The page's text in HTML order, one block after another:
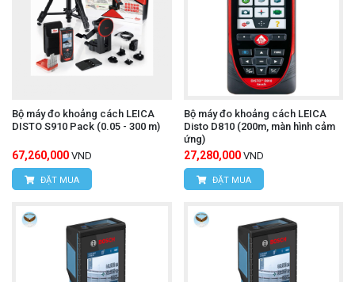
Bộ máy đo khoảng cách LEICA
DISTO S910 Pack (0.05 - 300 m)
67,260,000 VND
ĐẶT MUA
Bộ máy đo khoảng cách LEICA
Disto D810 (200m, màn hình cảm
ứng)
27,280,000 VND
ĐẶT MUA